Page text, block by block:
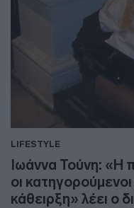
LIFESTYLE
Ιωάννα Τούνη: «Η
οι
κάθειρξη» λέει ο